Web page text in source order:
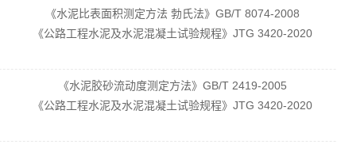
《水泥比表面积测定方法 勃氏法》GB/T 8074-2008
《公路工程水泥及水泥混凝土试验规程》JTG 3420-2020
《水泥胶砂流动度测定方法》GB/T 2419-2005
《公路工程水泥及水泥混凝土试验规程》JTG 3420-2020